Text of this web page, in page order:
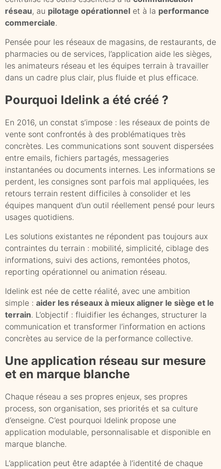
réseau, au pilotage opérationnel et à la performance
commerciale.
Pensée pour les réseaux de magasins, de restaurants, de
pharmacies ou de services, l’application aide les sièges,
les animateurs réseau et les équipes terrain à travailler
dans un cadre plus clair, plus fluide et plus efficace.
Pourquoi Idelink a été créé ?
En 2016, un constat s’impose : les réseaux de points de
vente sont confrontés à des problématiques très
concrètes. Les communications sont souvent dispersées
entre emails, fichiers partagés, messageries
instantanées ou documents internes. Les informations se
perdent, les consignes sont parfois mal appliquées, les
retours terrain restent difficiles à consolider et les
équipes manquent d’un outil réellement pensé pour leurs
usages quotidiens.
Les solutions existantes ne répondent pas toujours aux
contraintes du terrain : mobilité, simplicité, ciblage des
informations, suivi des actions, remontées photos,
reporting opérationnel ou animation réseau.
Idelink est née de cette réalité, avec une ambition
simple : aider les réseaux à mieux aligner le siège et le
terrain. L’objectif : fluidifier les échanges, structurer la
communication et transformer l’information en actions
concrètes au service de la performance collective.
Une application réseau sur mesure
et en marque blanche
Chaque réseau a ses propres enjeux, ses propres
process, son organisation, ses priorités et sa culture
d’enseigne. C’est pourquoi Idelink propose une
application modulable, personnalisable et disponible en
marque blanche.
L’application peut être adaptée à l’identité de chaque